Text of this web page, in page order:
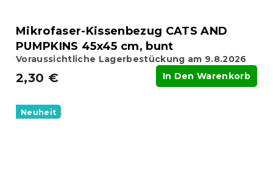
Mikrofaser-Kissenbezug CATS AND
PUMPKINS 45x45 cm, bunt
Voraussichtliche Lagerbestückung am 9.8.2026
2,30 € In Den Warenkorb
Neuheit